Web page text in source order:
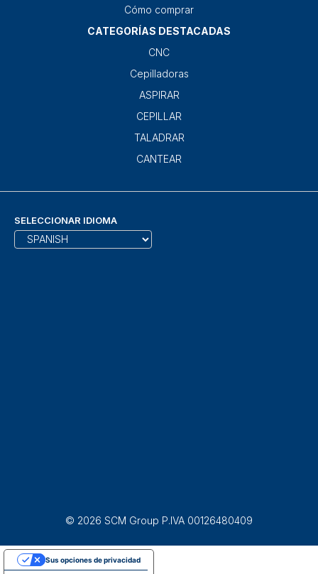
Cómo comprar
CATEGORÍAS DESTACADAS
CNC
Cepilladoras
ASPIRAR
CEPILLAR
TALADRAR
CANTEAR
SELECCIONAR IDIOMA
© 2026 SCM Group P.IVA 00126480409
Sus opciones de privacidad